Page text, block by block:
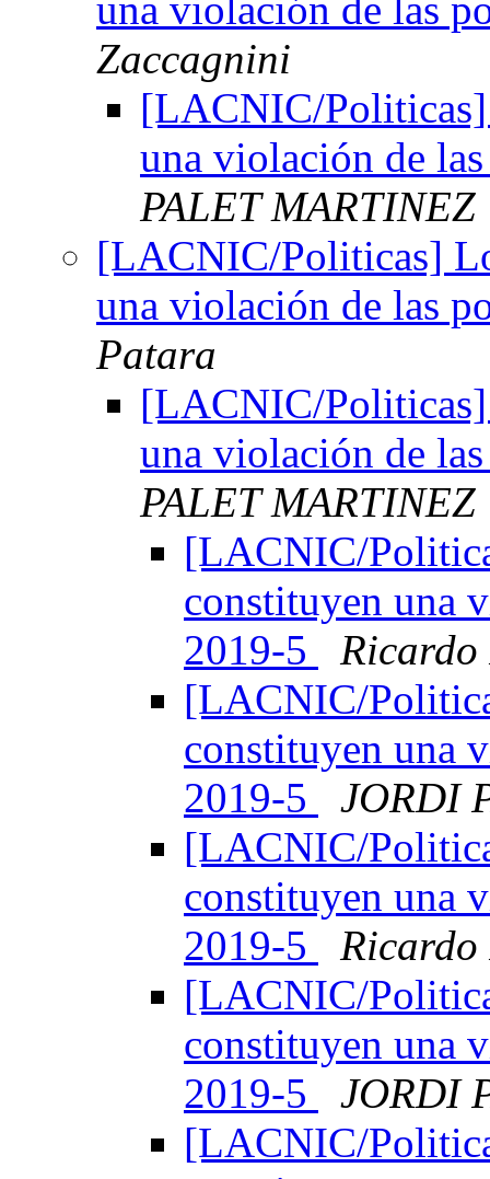
una violación de las
Zaccagnini
[LACNIC/Politicas]
una violación de
PALET MARTINEZ
[LACNIC/Politicas]
una violación de las
Patara
[LACNIC/Politicas]
una violación de
PALET MARTINEZ
[LACNIC/
constituyen una
2019-5
[LACNIC/
constituyen una
2019-5
JORDI
[LACNIC/
constituyen una
2019-5
[LACNIC/
constituyen una
2019-5
JORDI
[LACNIC/